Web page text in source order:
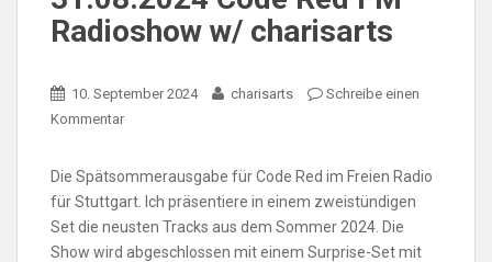
Radioshow w/ charisarts
10. September 2024 charisarts
Schreibe einen
Kommentar
Die Spätsommerausgabe für Code Red im Freien Radio
für Stuttgart. Ich präsentiere in einem zweistündigen
Set die neusten Tracks aus dem Sommer 2024. Die
Show wird abgeschlossen mit einem Surprise-Set mit